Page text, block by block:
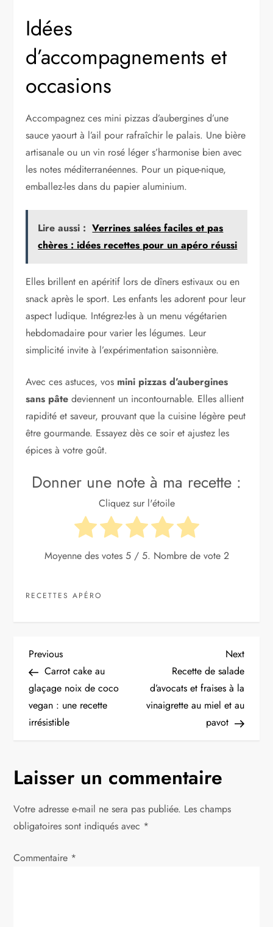
Idées
d’accompagnements et
occasions
Accompagnez ces mini pizzas d’aubergines d’une
sauce yaourt à l’ail pour rafraîchir le palais. Une bière
artisanale ou un vin rosé léger s’harmonise bien avec
les notes méditerranéennes. Pour un pique-nique,
emballez-les dans du papier aluminium.
Lire aussi : Verrines salées faciles et pas
chères : idées recettes pour un apéro réussi
Elles brillent en apéritif lors de dîners estivaux ou en
snack après le sport. Les enfants les adorent pour leur
aspect ludique. Intégrez-les à un menu végétarien
hebdomadaire pour varier les légumes. Leur
simplicité invite à l’expérimentation saisonnière.
Avec ces astuces, vos mini pizzas d’aubergines
sans pâte deviennent un incontournable. Elles allient
rapidité et saveur, prouvant que la cuisine légère peut
être gourmande. Essayez dès ce soir et ajustez les
épices à votre goût.
Donner une note à ma recette :
Cliquez sur l'étoile
Moyenne des votes 5/ 5. Nombre de vote 2
RECETTES APÉRO
N
a
v
g
a
t
i
Previous
Post
Previous
Carrot cake au
glaçage noix de coco
vegan : une recette
irrésistible
Next
Post
Next
Recette de salade
d’avocats et fraises à la
vinaigrette au miel et au
pavot
Laisser un commentaire
Votre adresse e-mail ne sera pas publiée. Les champs
obligatoires sont indiqués avec *
Commentaire *